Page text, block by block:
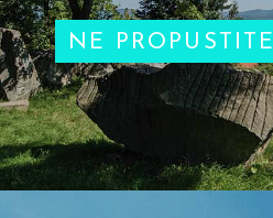
NE PROPUSTITE